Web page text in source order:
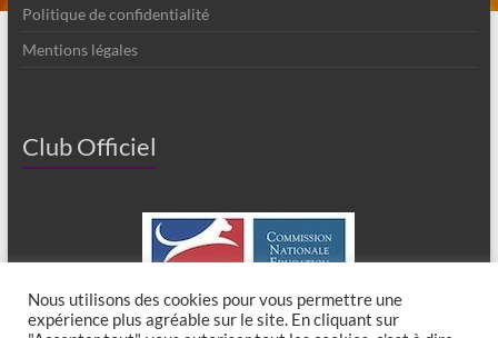
Politique de confidentialité
Mentions légales
Club Officiel
Nous utilisons des cookies pour vous permettre une
expérience plus agréable sur le site. En cliquant sur